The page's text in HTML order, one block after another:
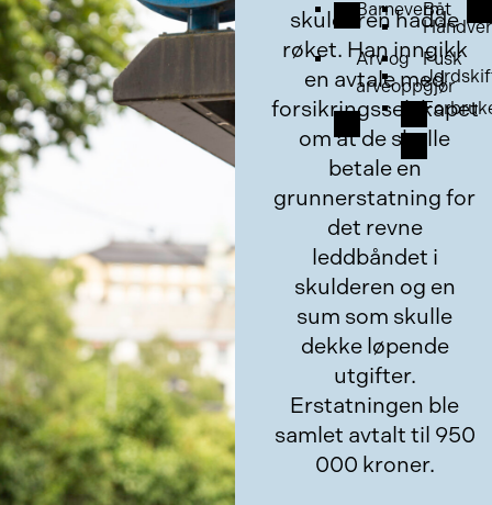
Barnevern
Arv og
arveoppgjør
Båt
Fusk
skulderen hadde
røket. Han inngikk
en avtale med
forsikringsselskapet
om at de skulle
betale en
grunnerstatning for
det revne
leddbåndet i
skulderen og en
sum som skulle
dekke løpende
utgifter.
Erstatningen ble
samlet avtalt til 950
000 kroner.